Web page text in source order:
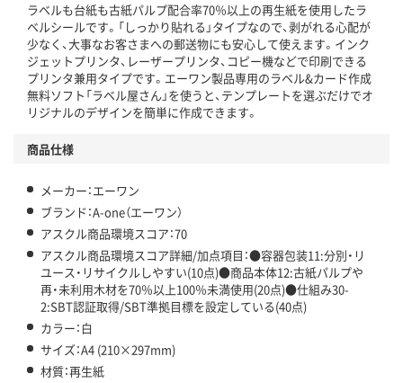
この商品の環境配慮ポイントです。下記商品詳細「
アスクル商品環境スコア詳細／加点項目
」で確認できます。
ラベルも台紙も古紙パルプ配合率70％以上の再生紙を使用したラ
ベルシールです。「しっかり貼れる」タイプなので、剥がれる心配が
少なく、大事なお客さまへの郵送物にも安心して使えます。インク
ジェットプリンタ、レーザープリンタ、コピー機などで印刷できる
プリンタ兼用タイプです。エーワン製品専用のラベル&カード作成
無料ソフト「ラベル屋さん」を使うと、テンプレートを選ぶだけでオ
リジナルのデザインを簡単に作成できます。
商品仕様
メーカー：エーワン
ブランド：A-one（エーワン）
アスクル商品環境スコア：70
アスクル商品環境スコア詳細/加点項目：●容器包装11:分別・リ
ユース・リサイクルしやすい(10点)●商品本体12:古紙パルプや
再・未利用木材を70％以上100％未満使用(20点)●仕組み30-
2:SBT認証取得/SBT準拠目標を設定している(40点)
カラー：白
サイズ：A4 (210×297mm)
材質：再生紙